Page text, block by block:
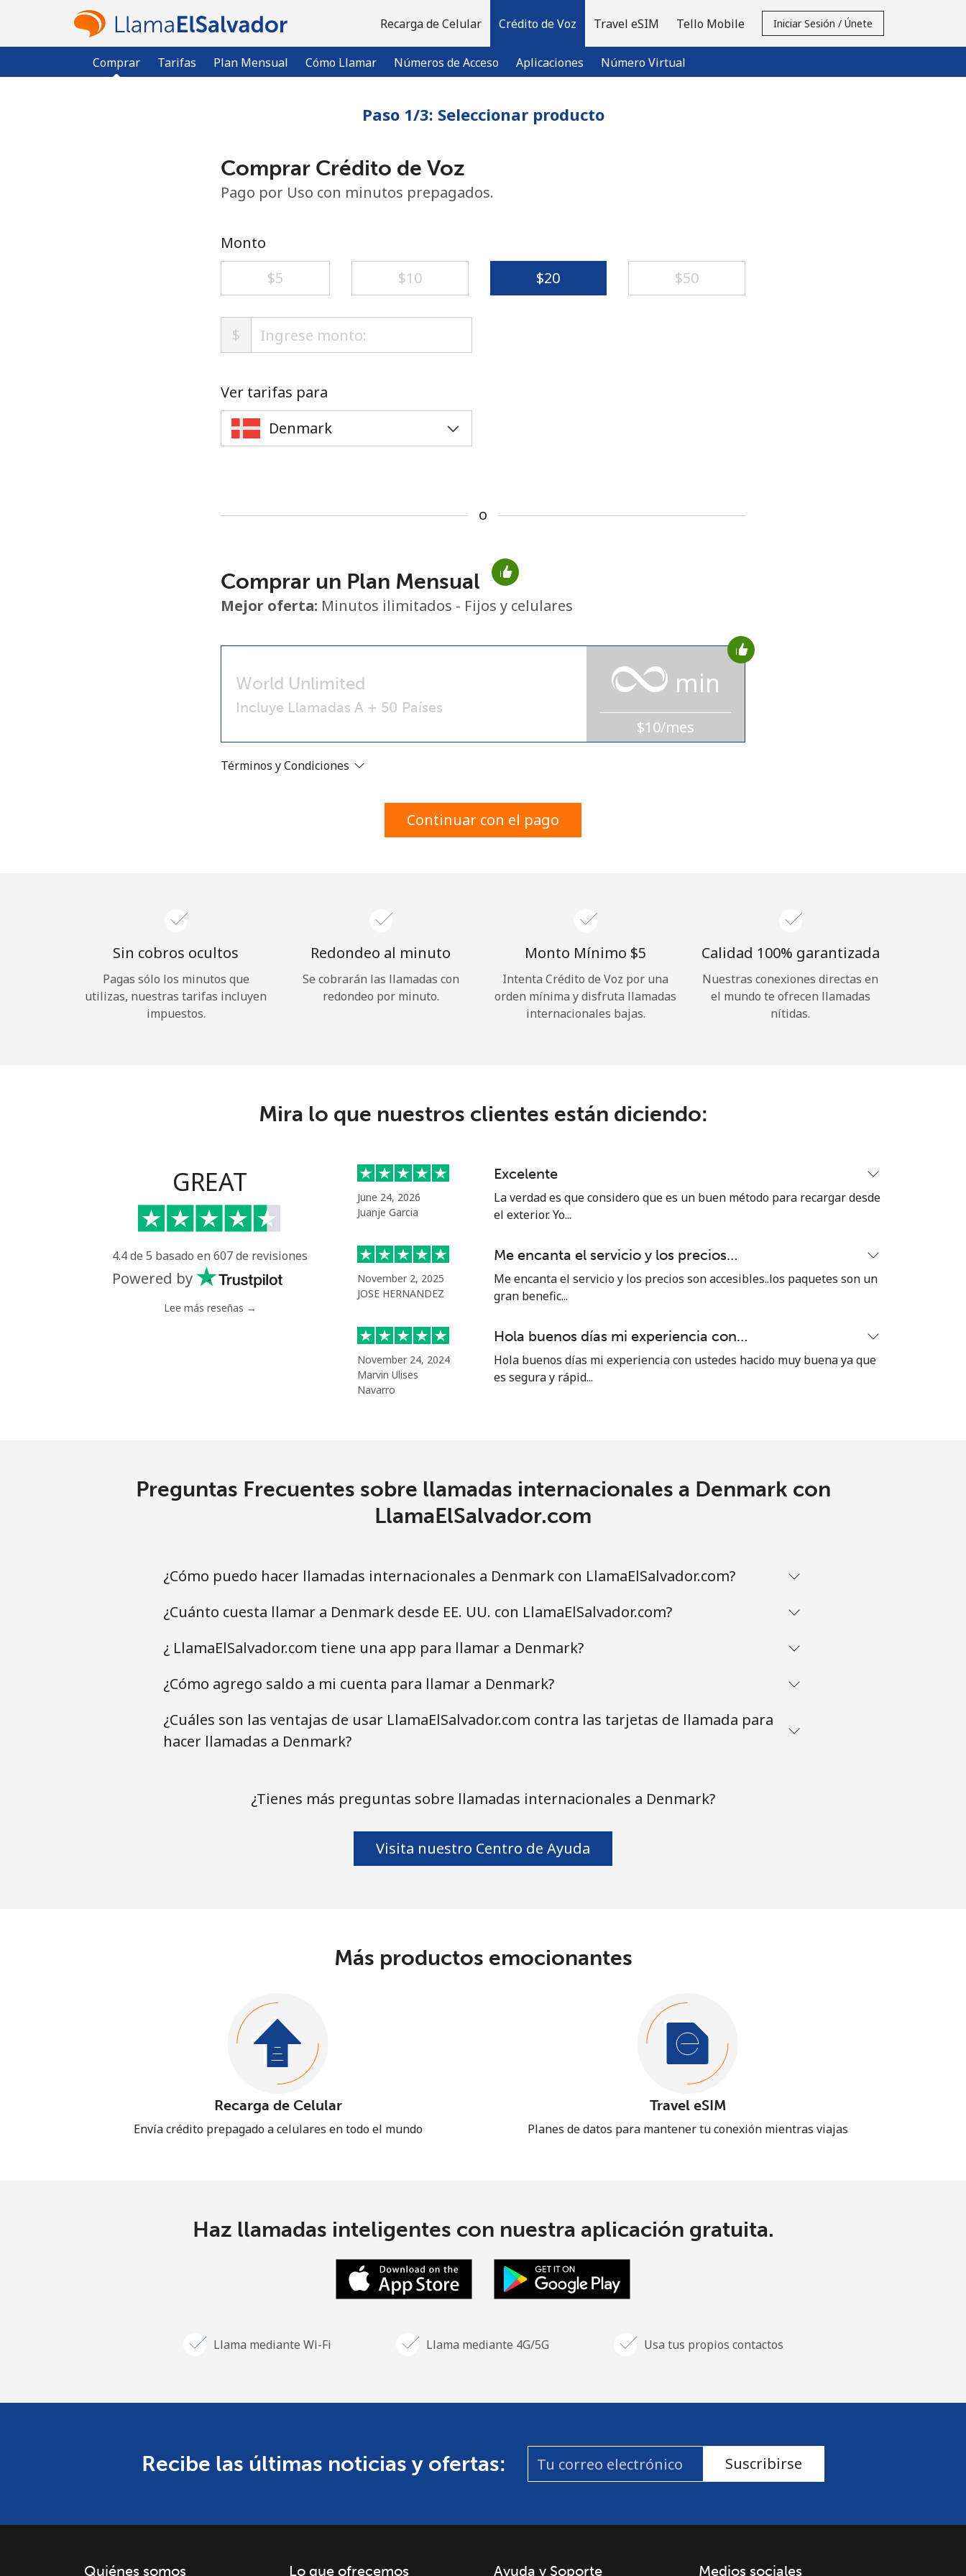
Recarga de Celular Crédito de Voz
Comprar Tarifas Plan Mensual Cómo Llamar Números de Acceso Aplicaciones Número Virtual
Travel eSIM Tello Mobile Iniciar Sesión / Únete
No se ha creado una contraseña
Mínimo 8 caracteres
Un número
Al abrir una cuenta en este sitio web, estoy de
¿Olvidaste tu contraseña? →
Iniciar Sesión
Continuar con
Paso 1/3: Seleccionar producto
Comprar Crédito de Voz
Pago por Uso con minutos prepagados.
Monto
⁦$5⁩
⁦$10⁩ ⁦$20⁩ ⁦$50⁩
$
Ver tarifas para
o
Comprar un Plan Mensual
Mejor oferta: Minutos ilimitados - Fijos y celulares
World Unlimited
Incluye Llamadas A + 50 Países
min
$10/mes
Términos y Condiciones
Continuar con el pago
Sin cobros ocultos
Pagas sólo los minutos que
utilizas, nuestras tarifas incluyen
impuestos.
Redondeo al minuto
Se cobrarán las llamadas con
redondeo por minuto.
Monto Mínimo ⁦$5⁩
Intenta Crédito de Voz por una
orden mínima y disfruta llamadas
internacionales bajas.
Calidad 100% garantizada
Nuestras conexiones directas en
el mundo te ofrecen llamadas
nítidas.
Mira lo que nuestros clientes están diciendo:
GREAT
4.4 de 5 basado en 607 de revisiones
Powered by
Lee más reseñas →
June 24, 2026
Juanje Garcia
Excelente
La verdad es que considero que es un buen método para recargar desde
el exterior. Yo...
November 2, 2025
JOSE HERNANDEZ
Me encanta el servicio y los precios…
Me encanta el servicio y los precios son accesibles..los paquetes son un
gran benefic...
November 24, 2024
Marvin Ulises
Navarro
Hola buenos días mi experiencia con…
Hola buenos días mi experiencia con ustedes hacido muy buena ya que
es segura y rápid...
Preguntas Frecuentes sobre llamadas internacionales a Denmark con
LlamaElSalvador.com
¿Cómo puedo hacer llamadas internacionales a Denmark con LlamaElSalvador.com?
¿Cuánto cuesta llamar a Denmark desde EE. UU. con LlamaElSalvador.com?
¿ LlamaElSalvador.com tiene una app para llamar a Denmark?
¿Cómo agrego saldo a mi cuenta para llamar a Denmark?
¿Cuáles son las ventajas de usar LlamaElSalvador.com contra las tarjetas de llamada para
hacer llamadas a Denmark?
¿Tienes más preguntas sobre llamadas internacionales a Denmark?
Visita nuestro Centro de Ayuda
Más productos emocionantes
Recarga de Celular
Envía crédito prepagado a celulares en todo el mundo
Travel eSIM
Planes de datos para mantener tu conexión mientras viajas
Haz llamadas inteligentes con nuestra aplicación gratuita.
Llama mediante Wi-Fi Llama mediante 4G/5G Usa tus propios contactos
Recibe las últimas noticias y ofertas: Suscribirse
Quiénes somos Lo que ofrecemos Ayuda y Soporte Medios sociales